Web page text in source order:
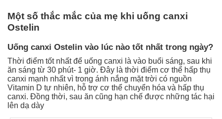
Một số thắc mắc của mẹ khi uống canxi
Ostelin
Uống canxi Ostelin vào lúc nào tốt nhất trong ngày?
Thời điểm tốt nhất để uống canxi là vào buổi sáng, sau khi
ăn sáng từ 30 phút- 1 giờ. Đây là thời điểm cơ thể hấp thụ
canxi mạnh nhất vì trong ánh nắng mặt trời có nguồn
Vitamin D tự nhiên, hỗ trợ cơ thể chuyển hóa và hấp thụ
canxi. Đồng thời, sau ăn cũng hạn chế được những tác hại
lên dạ dày